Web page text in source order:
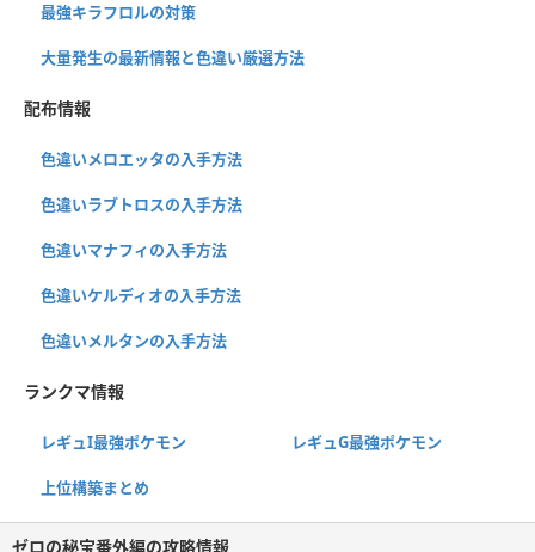
最強キラフロルの対策
大量発生の最新情報と色違い厳選方法
配布情報
色違いメロエッタの入手方法
色違いラブトロスの入手方法
色違いマナフィの入手方法
色違いケルディオの入手方法
色違いメルタンの入手方法
ランクマ情報
レギュI最強ポケモン レギュG最強ポケモン
上位構築まとめ
ゼロの秘宝番外編の攻略情報